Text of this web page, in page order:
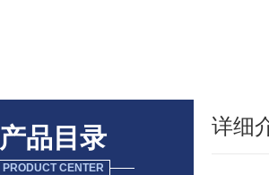
产品目录
PRODUCT CENTER
详细